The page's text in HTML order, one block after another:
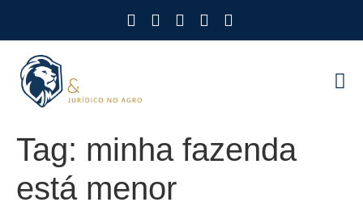
Tag: minha fazenda
está menor